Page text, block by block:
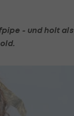
- und holt als